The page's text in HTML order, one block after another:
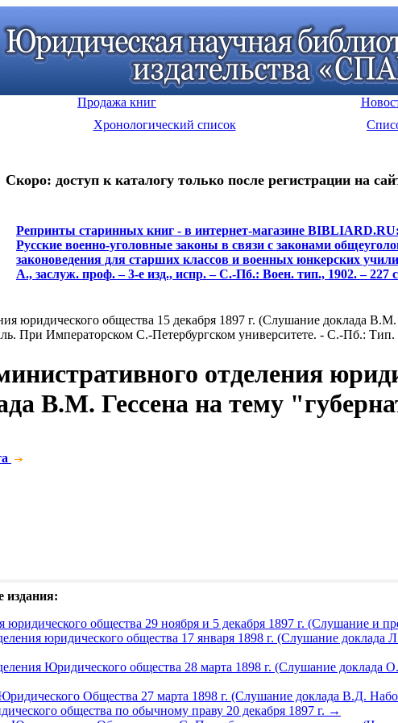
Продажа книг
Хронологический список
Скоро: доступ к каталогу только после регистрации на
Репринты старинных книг - в интернет-магазине BIBLIARD.RU:
Русские военно-уголовные законы в связи с законами
законоведения для старших классов и военных юнкерских
А., заслуж. проф. – 3-е изд., испр. – С.-Пб.: Воен. тип., 1902. – 227
юридического общества 15 декабря 1897 г. (Слушание доклада
При Императорском С.-Петербургском университете. - С.-Пб.:
отделения
В.М. Гессена на тему
издания:
юридического общества 29 ноября и 5 декабря 1897 г. (Слушание
юридического общества 17 января 1898 г. (Слушание
Юридического общества 28 марта 1898 г. (Слушание
Общества 27 марта 1898 г. (Слушание доклада В.Д.
общества по обычному праву 20 декабря 1897 г. →